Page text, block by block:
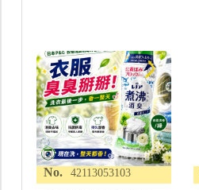
No. 42113053103